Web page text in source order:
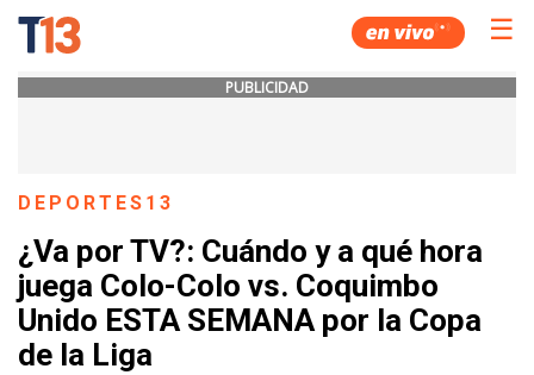
☰
PUBLICIDAD
DEPORTES13
¿Va por TV?: Cuándo y a qué hora
juega Colo-Colo vs. Coquimbo
Unido ESTA SEMANA por la Copa
de la Liga